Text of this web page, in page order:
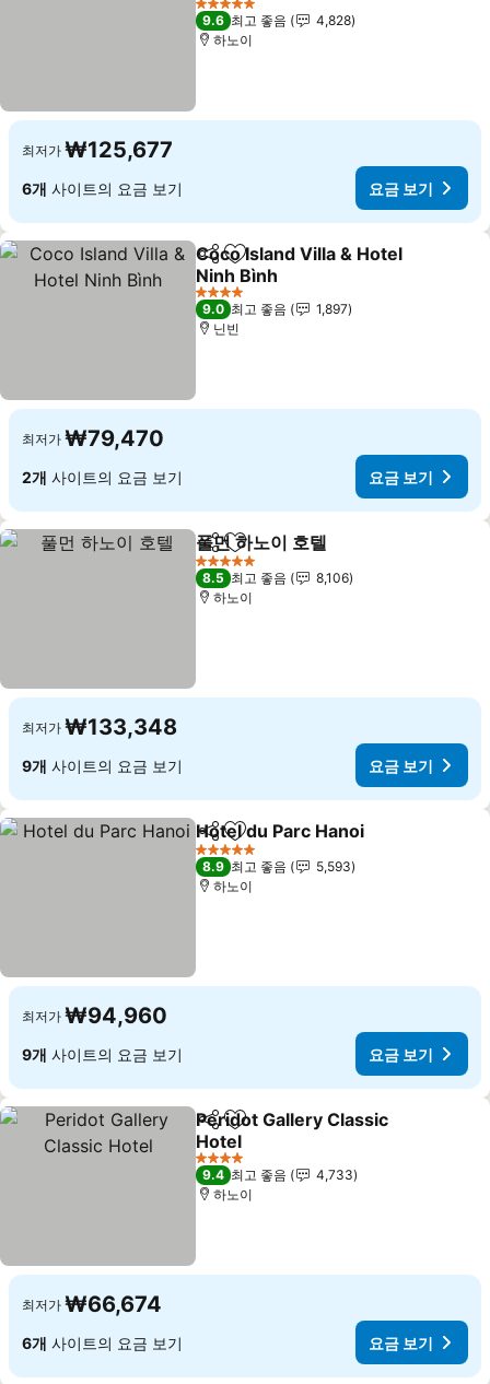
요금 보기
5 성급
9.6 최고 좋음
4,828
하노이
최저가 ₩125,677
6개 사이트의 요금 보기 요금 보기
공유 즐겨찾기에 추가
Coco Island Villa & Hotel
Ninh Bình
요금 보기
4 성급
9.0 최고 좋음
1,897
닌빈
최저가 ₩79,470
2개 사이트의 요금 보기 요금 보기
공유 즐겨찾기에 추가
풀먼 하노이 호텔
5 성급
8.5 최고 좋음
8,106
하노이
최저가 ₩133,348
9개 사이트의 요금 보기 요금 보기
공유 즐겨찾기에 추가
Hotel du Parc Hanoi
5 성급
8.9 최고 좋음
5,593
하노이
최저가 ₩94,960
9개 사이트의 요금 보기 요금 보기
공유 즐겨찾기에 추가
Peridot Gallery Classic
Hotel
요금 보기
4 성급
9.4 최고 좋음
4,733
하노이
최저가 ₩66,674
6개 사이트의 요금 보기 요금 보기